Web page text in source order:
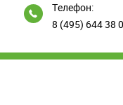
Телефон:
8 (495) 644 38